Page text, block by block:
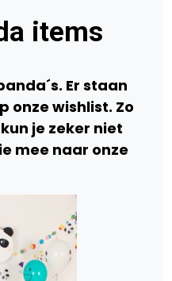
items
Er staan
onze wishlist. Zo
je zeker niet
mee naar onze